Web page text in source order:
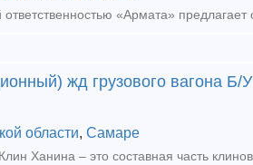
жд грузового вагона Б/У
области, Самаре